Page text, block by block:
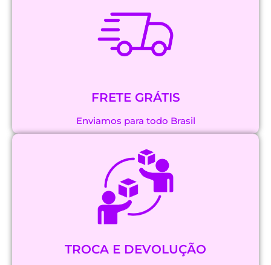
FRETE GRÁTIS
Enviamos para todo Brasil
TROCA E DEVOLUÇÃO